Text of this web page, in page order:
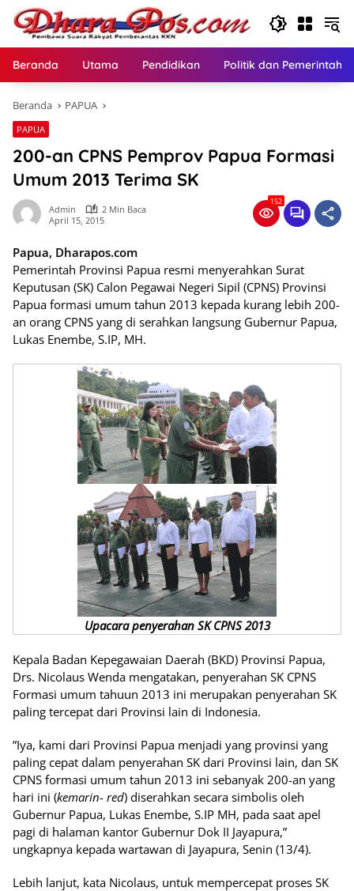
Langsung
konten
Beranda Utama Pendidikan Politik dan
Beranda PAPUA
PAPUA
200-an CPNS Pemprov Papua Formasi
Umum 2013 Terima SK
Admin
2 Min Baca
April 15, 2015
152
Papua, Dharapos.com
Pemerintah Provinsi Papua resmi menyerahkan Surat
Keputusan (SK) Calon Pegawai Negeri Sipil (CPNS) Provinsi
Papua formasi umum tahun 2013 kepada kurang lebih 200-
an orang CPNS yang di serahkan langsung Gubernur Papua,
Lukas Enembe, S.IP, MH.
Upacara penyerahan SK CPNS 2013
Kepala Badan Kepegawaian Daerah (BKD) Provinsi Papua,
Drs. Nicolaus Wenda mengatakan, penyerahan SK CPNS
Formasi umum tahuun 2013 ini merupakan penyerahan SK
paling tercepat dari Provinsi lain di Indonesia.
”Iya, kami dari Provinsi Papua menjadi yang provinsi yang
paling cepat dalam penyerahan SK dari Provinsi lain, dan SK
CPNS formasi umum tahun 2013 ini sebanyak 200-an yang
hari ini (kemarin- red) diserahkan secara simbolis oleh
Gubernur Papua, Lukas Enembe, S.IP MH, pada saat apel
pagi di halaman kantor Gubernur Dok II Jayapura,”
ungkapnya kepada wartawan di Jayapura, Senin (13/4).
Lebih lanjut, kata Nicolaus, untuk mempercepat proses SK